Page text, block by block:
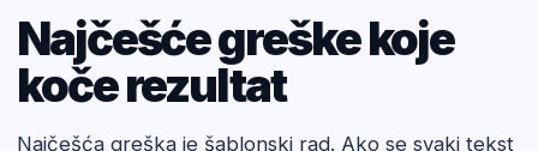
Najčešće greške koje
koče rezultat
Najčešća greška je šablonski rad. Ako se svaki tekst